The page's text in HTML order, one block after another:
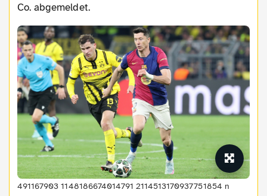
Co. abgemeldet.
491167903 1148186674014791 2114513170937751854 n